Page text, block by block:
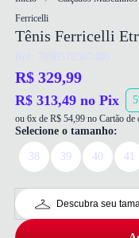
Ferricelli
Tênis Ferricelli
Ref: 7890578387480
R$ 329,99
R$ 313,49 no Pix
ou 6x de R$ 54,99 no Cartão de
Selecione o tamanho:
38 39 40 41
Descubra seu